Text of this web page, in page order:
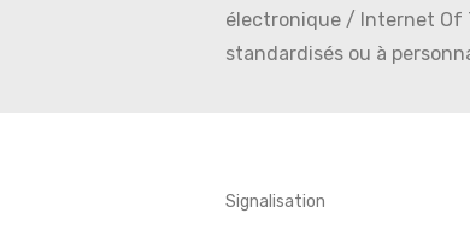
électronique / Internet Of
standardisés ou à
Signalisation